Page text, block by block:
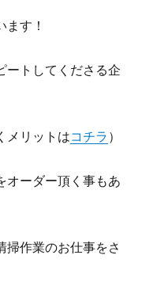
す！
ートしてくださる企
メリットはコチラ ）
オーダー頂く事もあ
掃作業のお仕事をさ